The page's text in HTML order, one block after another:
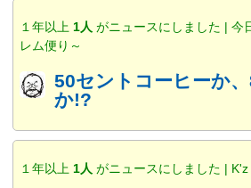
１年以上 1人 がニュースにしました |
レム便り～
50セントコーヒーか
か!?
１年以上 1人 がニュースにしました |